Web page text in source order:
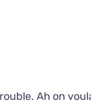
Ah on